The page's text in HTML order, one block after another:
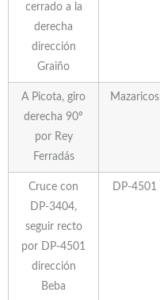
cerrado a la
derecha
dirección
Graiño
A Picota, giro
derecha 90º
por Rey
Ferradás
Mazaricos
Cruce con
DP-3404,
seguir recto
por DP-4501
dirección
Beba
DP-4501